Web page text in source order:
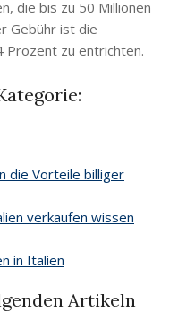
die bis zu 50 Millionen
Gebühr ist die
zu entrichten.
die Vorteile billiger
verkaufen wissen
in Italien
Artikeln